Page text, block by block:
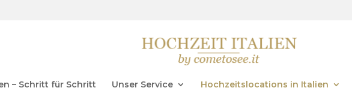
– Schritt für Schritt Unser Service Hochzeitslocations in Italien